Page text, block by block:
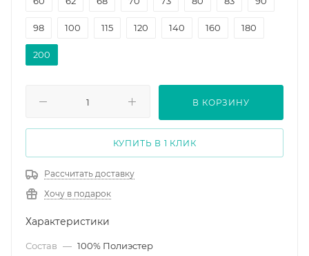
98 100 115 120 140 160 180
200
В КОРЗИНУ
КУПИТЬ В 1 КЛИК
Рассчитать доставку
Хочу в подарок
Характеристики
Состав — 100% Полиэстер